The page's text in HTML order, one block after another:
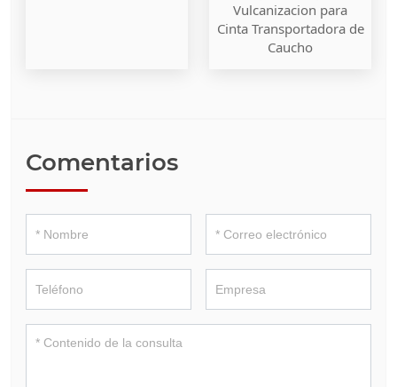
Vulcanizacion para
Cinta Transportadora de
Caucho
Comentarios